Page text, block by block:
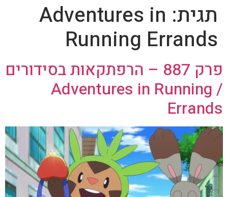
תגית: Adventures in
Running Errands
פרק 887 – הרפתקאות בסידורים
/ Adventures in Running
Errands